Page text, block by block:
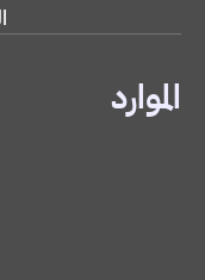
الموارد